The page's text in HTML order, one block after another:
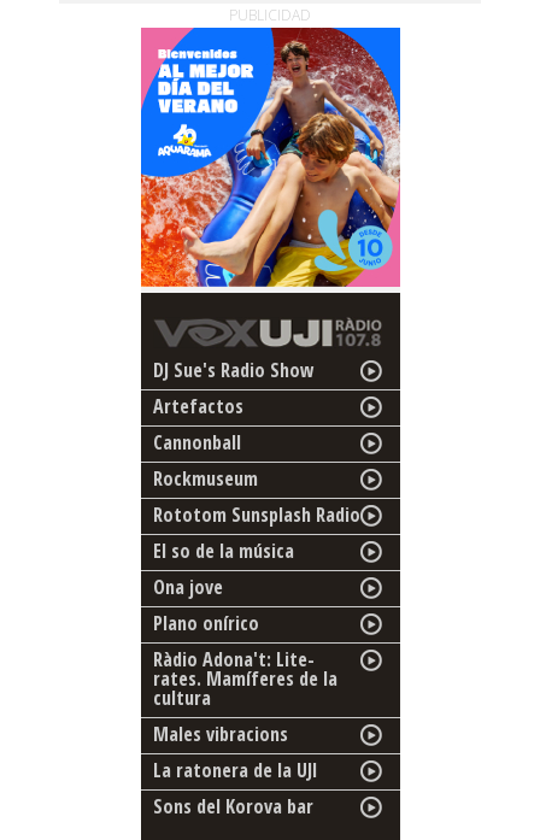
PUBLICIDAD
DJ Sue's Radio Show
Artefactos
Cannonball
Rockmuseum
Rototom Sunsplash Radio
El so de la música
Ona jove
Plano onírico
Ràdio Adona't: Lite-
rates. Mamíferes de la
cultura
Males vibracions
La ratonera de la UJI
Sons del Korova bar